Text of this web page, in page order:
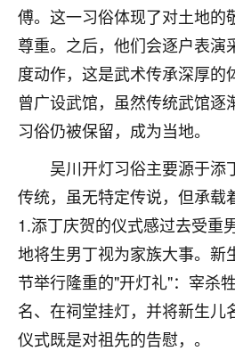
傅。这一习俗体现了对土地的
尊重。之后，他们会逐户表演
度动作，这是武术传承深厚的
曾广设武馆，虽然传统武馆逐
习俗仍被保留，成为当地。
吴川开灯习俗主要源于添
传统，虽无特定传说，但承载
1.添丁庆贺的仪式感过去受重
地将生男丁视为家族大事。新
节举行隆重的"开灯礼"：宰杀
名、在祠堂挂灯，并将新生儿
仪式既是对祖先的告慰，。
鹿森：可怜天下父母心
3小时前 来自河北
付深
我是公司人事调整，有升迁
三个，找老师的时候是抱着
着我晋升有望，我半信半疑
太岁还有一个发钱粮，本来
后，我以为都没戏了，结果
职第一个就是我，职务无所
3000，非常开心，无论如
鹿森：恭喜升职加薪！